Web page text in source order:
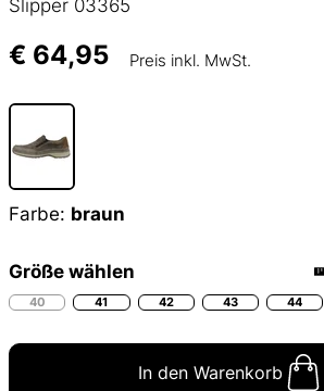
Slipper 03365
€ 64,95 Preis inkl. MwSt.
Farbe: braun
Größe wählen
40 41 42 43 44
In den Warenkorb